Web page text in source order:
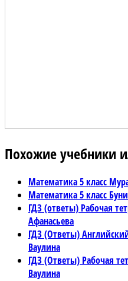
Похожие учебники
Математика 5 класс
Математика 5 класс
ГДЗ (ответы) Рабочая
Афанасьева
ГДЗ (Ответы)
Ваулина
ГДЗ (Ответы) Рабочая
Ваулина